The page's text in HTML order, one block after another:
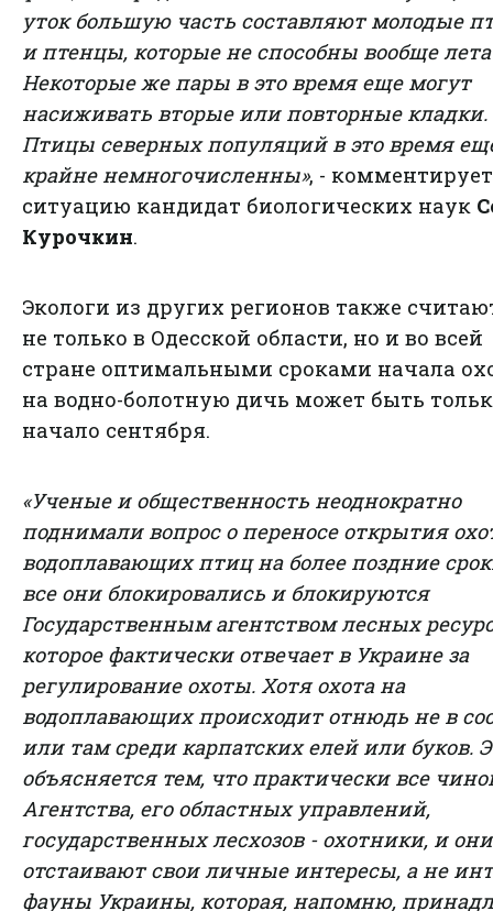
уток большую часть составляют молодые
и птенцы, которые не способны вообще
Некоторые же пары в это время еще могут
насиживать вторые или повторные кладки.
Птицы северных популяций в это время
крайне немногочисленны», - комментирует
ситуацию кандидат биологических наук
Курочкин.
Экологи из других регионов также
не только в Одесской области, но и во всей
стране оптимальными сроками начала
на водно-болотную дичь может быть
начало сентября.
«Ученые и общественность неоднократно
поднимали вопрос о переносе открытия
водоплавающих птиц на более поздние
все они блокировались и блокируются
Государственным агентством лесных
которое фактически отвечает в Украине за
регулирование охоты. Хотя охота на
водоплавающих происходит отнюдь не в
или там среди карпатских елей или буков.
объясняется тем, что практически все
Агентства, его областных управлений,
государственных лесхозов - охотники, и они
отстаивают свои личные интересы, а не
фауны Украины, которая, напомню,